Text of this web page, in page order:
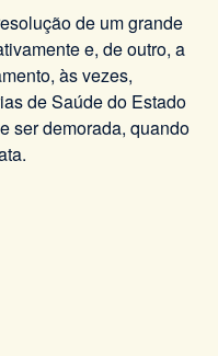
de um grande
e, de outro, a
às vezes,
de Saúde do Estado
ser demorada, quando